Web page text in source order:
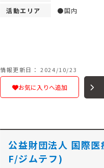
活動エリア ●国内
情報更新日： 2024/10/23
お気に入りへ追加
公益財団法人 国際
F/ジムテフ)